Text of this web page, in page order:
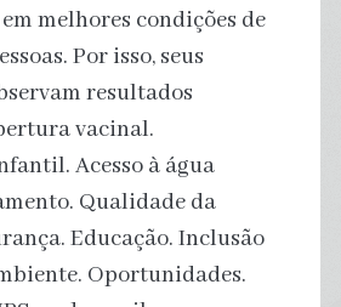
melhores condições de
Por isso, seus
resultados
vacinal.
Acesso à água
Qualidade da
Educação. Inclusão
Oportunidades.